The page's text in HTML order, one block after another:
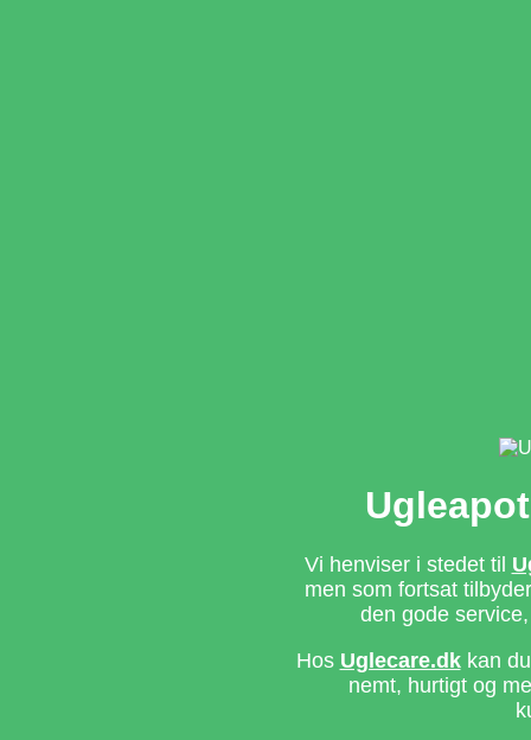
Vi henviser i stedet til
men som fortsat
den gode
Hos Uglecare.dkkan du
nemt, hurtigt og